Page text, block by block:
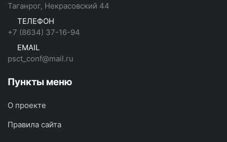
Таганрог, Некрасовский 44
ТЕЛЕФОН
+7 (8634) 37-16-94
EMAIL
psct_conf@mail.ru
Пункты меню
О проекте
Правила сайта